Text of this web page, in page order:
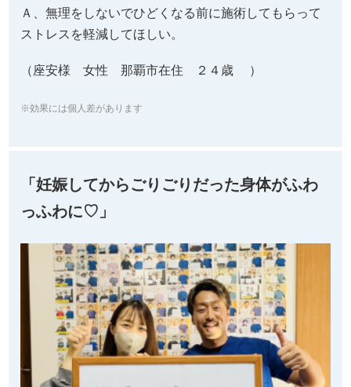
Ａ、無理をしないでひどくなる前に施術してもらって
ストレスを軽減してほしい。
（座安様 女性 那覇市在住 ２４歳 ）
※効果には個人差があります
「妊娠してからごりごりだった身体がふわ
っふわに♡」